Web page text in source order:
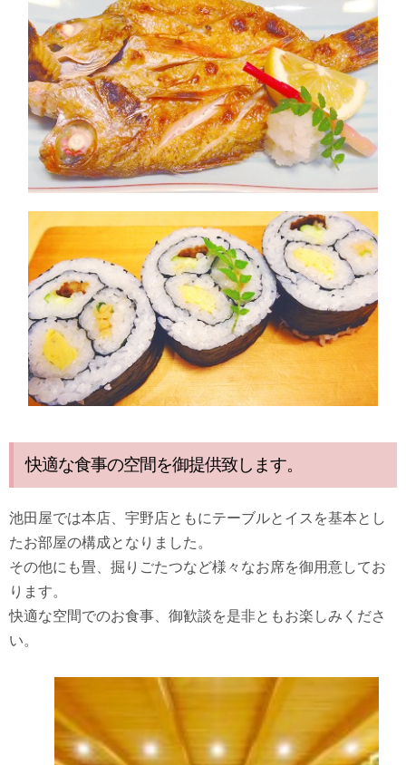
快適な食事の空間を御提供致します。
池田屋では本店、宇野店ともにテーブルとイスを基本とし
たお部屋の構成となりました。
その他にも畳、掘りごたつなど様々なお席を御用意してお
ります。
快適な空間でのお食事、御歓談を是非ともお楽しみくださ
い。